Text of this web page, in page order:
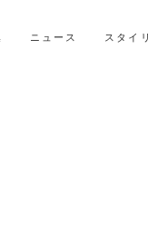
ニュース スタイ